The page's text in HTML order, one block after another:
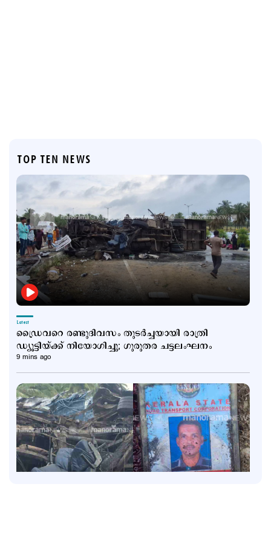
TOP TEN NEWS
Latest
ഡ്രൈവറെ രണ്ടുദിവസം തുടര്‍ച്ചയായി രാത്രി
ഡ്യൂട്ടിയ്ക്ക് നിയോഗിച്ചു; ഗുരുതര ചട്ടലംഘനം
9 mins ago